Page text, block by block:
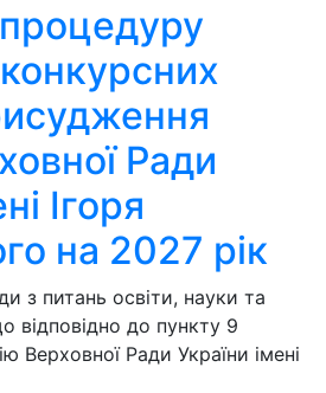
Ради
Ігоря
на 2027 рік
з питань освіти, науки та
відповідно до пункту 9
Верховної Ради України імені